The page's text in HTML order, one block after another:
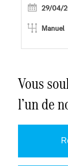
29/04/
Manuel
Faire
Vous
l’un de